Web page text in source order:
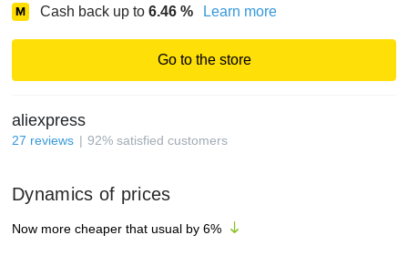
Cash back up to 6.46 % Learn more
Go to the store
aliexpress
27 reviews 92% satisfied customers
Dynamics of prices
Now more cheaper that usual by 6%